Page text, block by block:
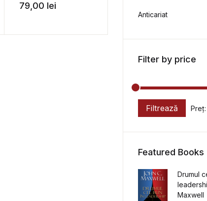
79,00 lei
Anticariat
Filter by price
Preț minim
Preț maxim
Filtrează
Featured Books
Drumul
Maxwell